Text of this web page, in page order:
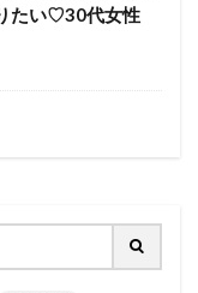
たい♡30代女性